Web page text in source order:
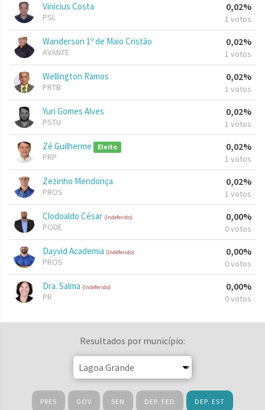
Vinicius Costa
PSL
0,02%
1 votos
Wanderson 1º de Maio Cristão
AVANTE
0,02%
1 votos
Wellington Ramos
PRTB
0,02%
1 votos
Yuri Gomes Alves
PSTU
0,02%
1 votos
Zé Guilherme Eleito
PRP
0,02%
1 votos
Zezinho Mendonça
PROS
0,02%
1 votos
Clodoaldo César (Indeferido)
PODE
0,00%
0 votos
Dayvid Academia (Indeferido)
PROS
0,00%
0 votos
Dra. Salma (Indeferido)
PR
0,00%
0 votos
Resultados por município:
PRES GOV SEN DEP. FED DEP. EST